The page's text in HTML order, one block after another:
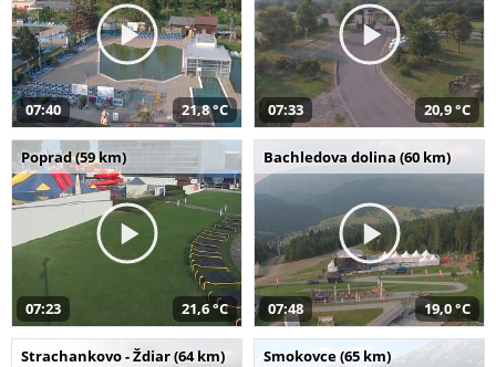
07:40 21,8 °C 07:33 20,9 °C
Poprad (59 km)
07:23 21,6 °C
Bachledova dolina (60 km)
07:48 19,0 °C
Strachankovo - Ždiar (64 km) Smokovce (65 km)